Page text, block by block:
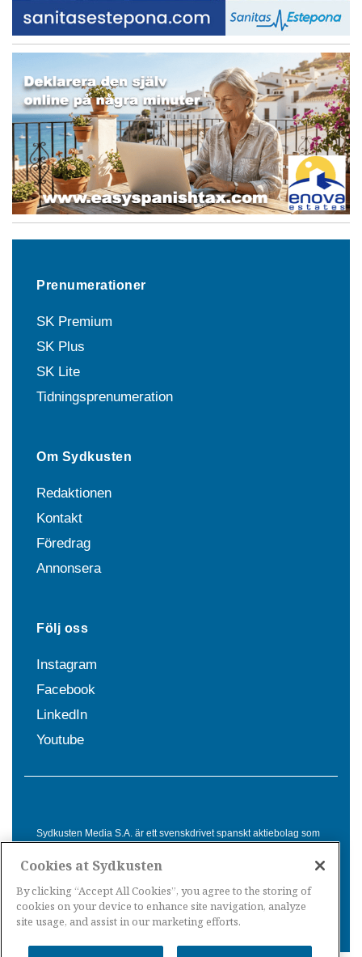
Prenumerationer
SK Premium
SK Plus
SK Lite
Tidningsprenumeration
Om Sydkusten
Redaktionen
Kontakt
Föredrag
Annonsera
Följ oss
Instagram
Facebook
LinkedIn
Youtube
Sydkusten Media S.A. är ett svenskdrivet spanskt aktiebolag som
Spanien. Genom nyhetsbevakning av hela Spanien, med bas på
informationsförmedling för svenskar i Spanien.
Cookies at Sydkusten
By clicking “Accept All Cookies”, you agree to the storing of
cookies on your device to enhance site navigation, analyze
site usage, and assist in our marketing efforts.